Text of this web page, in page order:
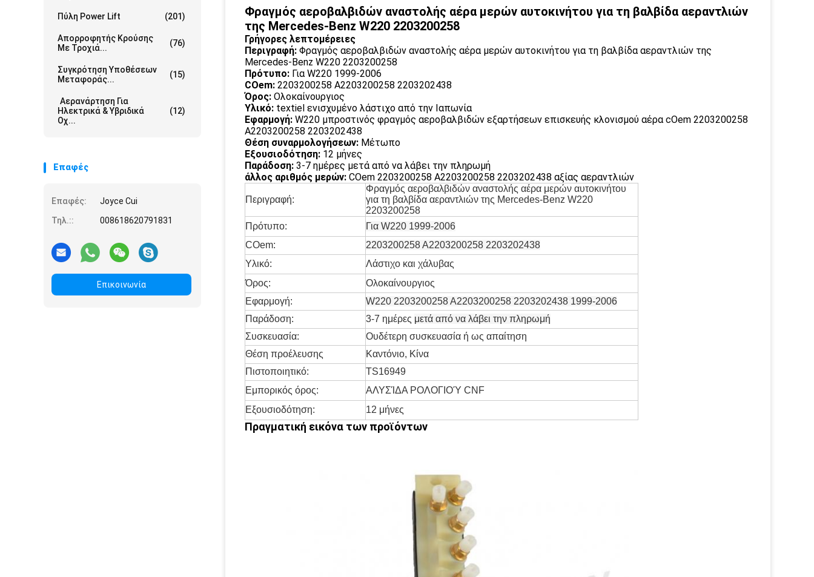
Πύλη Power Lift (201)
Απορροφητής Κρούσης
Με Τροχιά...
(76)
Συγκρότηση Υποθέσεων
Μεταφοράς...
(15)
Αερανάρτηση Για
Ηλεκτρικά & Υβριδικά
Οχ...
(12)
Επαφές
Επαφές:
Joyce Cui
Τηλ.::
008618620791831
Επικοινωνία
Φραγμός αεροβαλβιδών αναστολής αέρα μερών αυτοκινήτου για τη βαλβίδα αεραντλιών
της Mercedes-Benz W220 2203200258
Γρήγορες λεπτομέρειες
Περιγραφή: Φραγμός αεροβαλβιδών αναστολής αέρα μερών αυτοκινήτου για τη βαλβίδα αεραντλιών της
Mercedes-Benz W220 2203200258
Πρότυπο: Για W220 1999-2006
COem: 2203200258 A2203200258 2203202438
Όρος: Ολοκαίνουργιος
Υλικό: textiel ενισχυμένο λάστιχο από την Ιαπωνία
Εφαρμογή: W220 μπροστινός φραγμός αεροβαλβιδών εξαρτήσεων επισκευής κλονισμού αέρα cOem 2203200258
A2203200258 2203202438
Θέση συναρμολογήσεων: Μέτωπο
Εξουσιοδότηση: 12 μήνες
Παράδοση: 3-7 ημέρες μετά από να λάβει την πληρωμή
άλλος αριθμός μερών: COem 2203200258 A2203200258 2203202438 αξίας αεραντλιών
Περιγραφή:
Φραγμός αεροβαλβιδών αναστολής αέρα μερών αυτοκινήτου
για τη βαλβίδα αεραντλιών της Mercedes-Benz W220
2203200258
Πρότυπο:
Για W220 1999-2006
COem:
2203200258 A2203200258 2203202438
Υλικό:
Λάστιχο και χάλυβας
Όρος:
Ολοκαίνουργιος
Εφαρμογή:
W220 2203200258 A2203200258 2203202438 1999-2006
Παράδοση:
3-7 ημέρες μετά από να λάβει την πληρωμή
Συσκευασία:
Ουδέτερη συσκευασία ή ως απαίτηση
Θέση προέλευσης
Καντόνιο, Κίνα
Πιστοποιητικό:
TS16949
Εμπορικός όρος:
ΑΛΥΣΊΔΑ ΡΟΛΟΓΙΟΎ CNF
Εξουσιοδότηση:
12 μήνες
Πραγματική εικόνα των προϊόντων